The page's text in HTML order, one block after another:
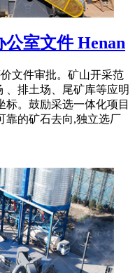
室文件 Henan
文件审批。矿山开采范
排土场、尾矿库等应明
标。鼓励采选一体化项目
靠的矿石去向,独立选厂